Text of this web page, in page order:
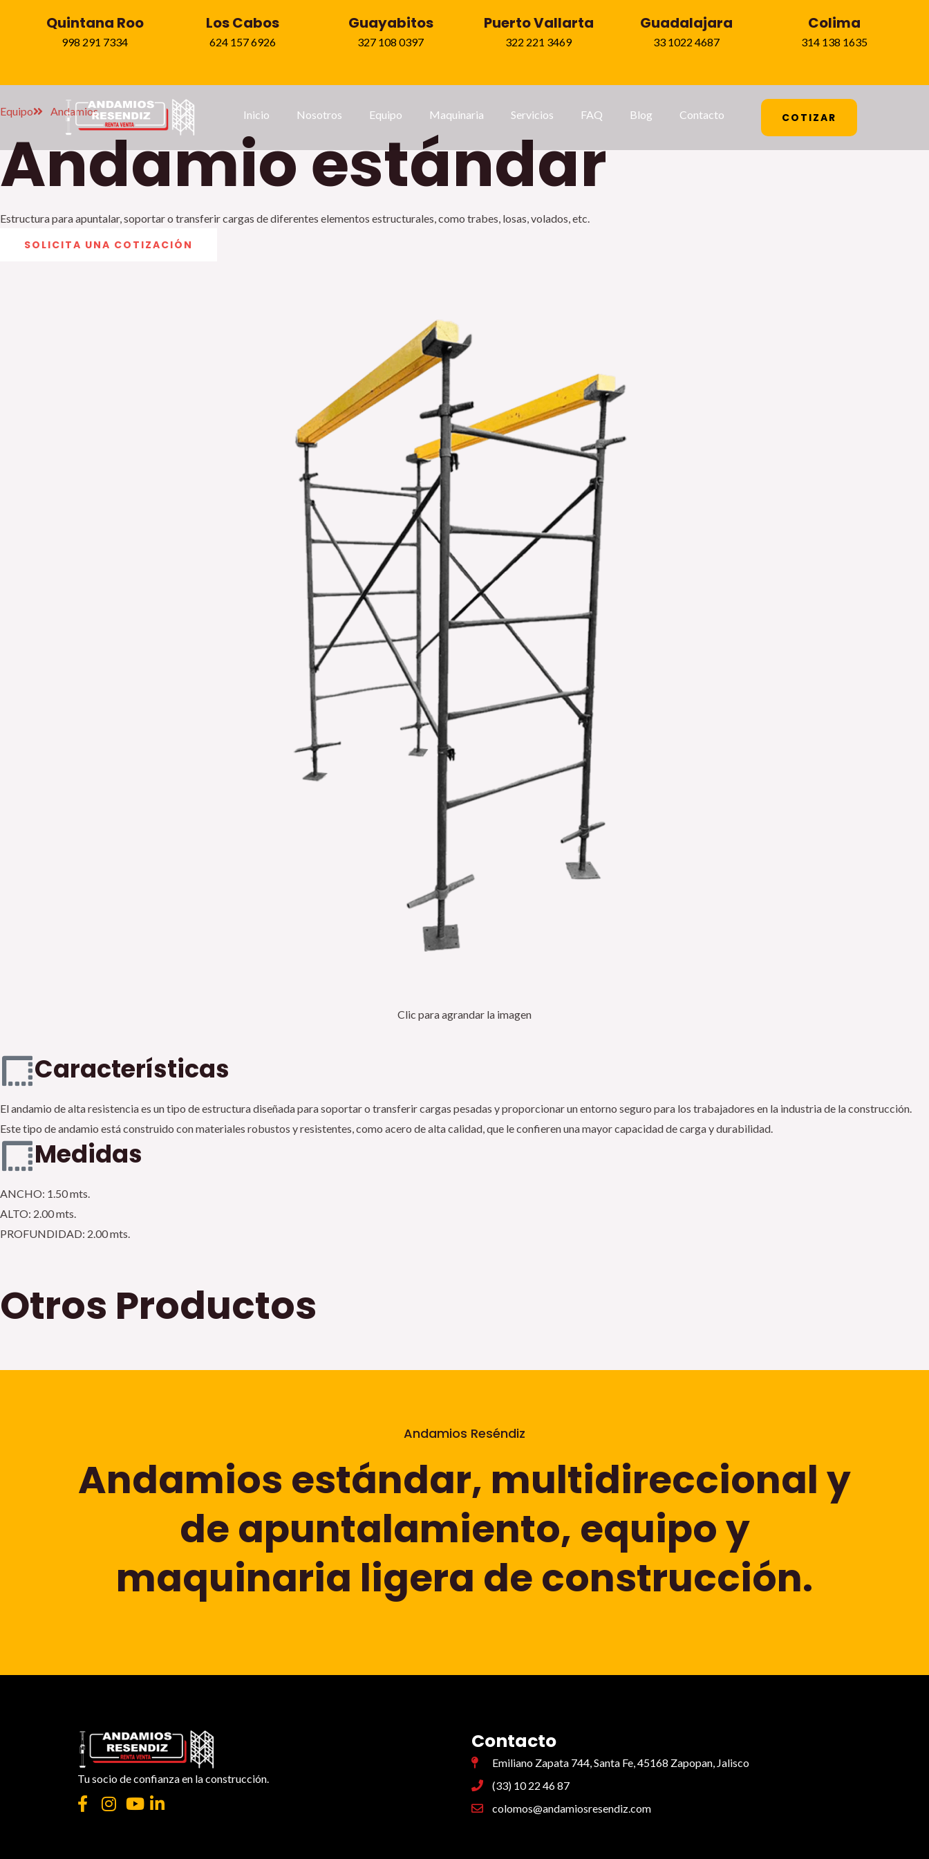
Quintana Roo
998 291 7334
Los Cabos
624 157 6926
Guayabitos
327 108 0397
Puerto Vallarta
322 221 3469
Guadalajara
33 1022 4687
Colima
314 138 1635
Inicio Nosotros Equipo Maquinaria Servicios FAQ Blog Contacto COTIZAR
Equipo Andamios
Andamio estándar
Estructura para apuntalar, soportar o transferir cargas de diferentes elementos estructurales, como trabes, losas, volados, etc.
SOLICITA UNA COTIZACIÓN
Clic para agrandar la imagen
Características
El andamio de alta resistencia es un tipo de estructura diseñada para soportar o transferir cargas pesadas y proporcionar un entorno seguro para los trabajadores en la industria de la construcción.
Este tipo de andamio está construido con materiales robustos y resistentes, como acero de alta calidad, que le confieren una mayor capacidad de carga y durabilidad.
Medidas
ANCHO: 1.50 mts.
ALTO: 2.00 mts.
PROFUNDIDAD: 2.00 mts.
Otros Productos
Andamios Reséndiz
Andamios estándar, multidireccional y
de apuntalamiento, equipo y
maquinaria ligera de construcción.
Tu socio de confianza en la construcción.
Contacto
Emiliano Zapata 744, Santa Fe, 45168 Zapopan, Jalisco
(33) 10 22 46 87
colomos@andamiosresendiz.com